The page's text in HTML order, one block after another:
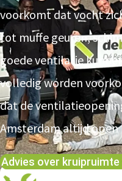
voorkomt dat vocht
tot muffe geuren,
goede ventilatie
volledig worden
dat de
Amsterdam altijd open
Advies over